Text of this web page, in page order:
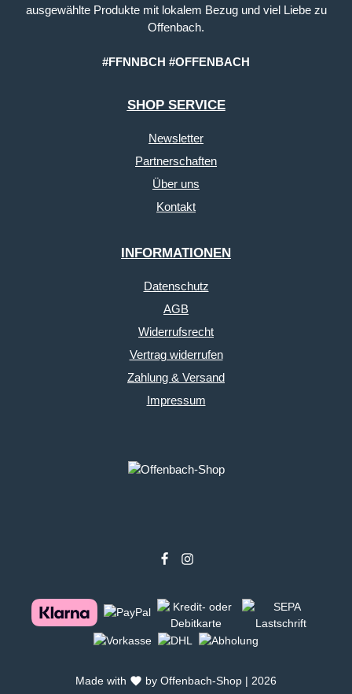
ausgewählte Produkte mit lokalem Bezug und viel Liebe zu
Offenbach.
#FFNNBCH #OFFENBACH
SHOP SERVICE
Newsletter
Partnerschaften
Über uns
Kontakt
INFORMATIONEN
Datenschutz
AGB
Widerrufsrecht
Vertrag widerrufen
Zahlung & Versand
Impressum
Made with by Offenbach-Shop | 2026